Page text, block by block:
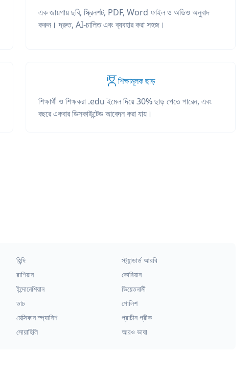
এক জায়গায় ছবি, স্ক্রিনশট, PDF, Word ফাইল ও অডিও অনুবাদ
করুন। দ্রুত, AI-চালিত এবং ব্যবহার করা সহজ।
শিক্ষামূলক ছাড়
শিক্ষার্থী ও শিক্ষকরা .edu ইমেল দিয়ে 30% ছাড় পেতে পারেন, এবং
বছরে একবার ডিসকাউন্টেড আবেদন করা যায়।
হিন্দি
স্ট্যান্ডার্ড আরবি
রাশিয়ান
কোরিয়ান
ইন্দোনেশিয়ান
ভিয়েতনামী
ডাচ
পোলিশ
মেক্সিকান স্প্যানিশ
প্রাচীন গ্রীক
সোয়াহিলি আরও ভাষা